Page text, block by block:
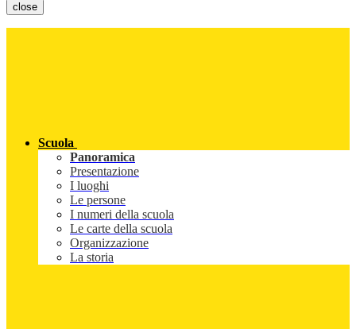
close
Scuola
Panoramica
Presentazione
I luoghi
Le persone
I numeri della scuola
Le carte della scuola
Organizzazione
La storia